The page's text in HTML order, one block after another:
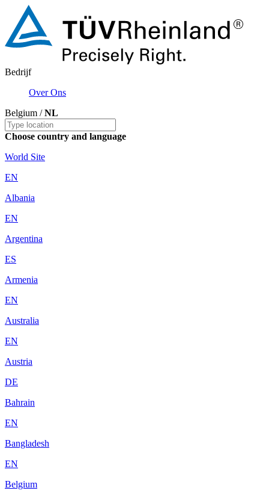
Bedrijf
Over Ons
Belgium /NL
Choose country and language
World Site
EN
Albania
EN
Argentina
ES
Armenia
EN
Australia
EN
Austria
DE
Bahrain
EN
Bangladesh
EN
Belgium